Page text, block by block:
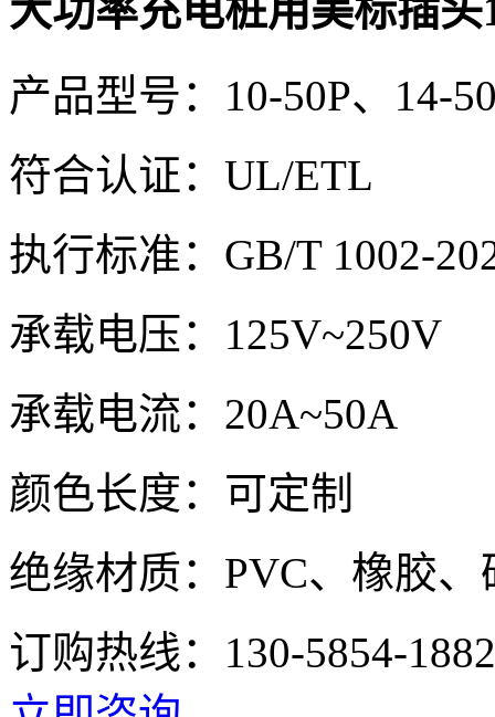
大功率充电桩用美标插头
产品型号：10-50P、14-
符合认证：UL/ETL
执行标准：GB/T 1002-
承载电压：125V~250V
承载电流：20A~50A
颜色长度：可定制
绝缘材质：PVC、橡胶
订购热线： 130-5854-1882